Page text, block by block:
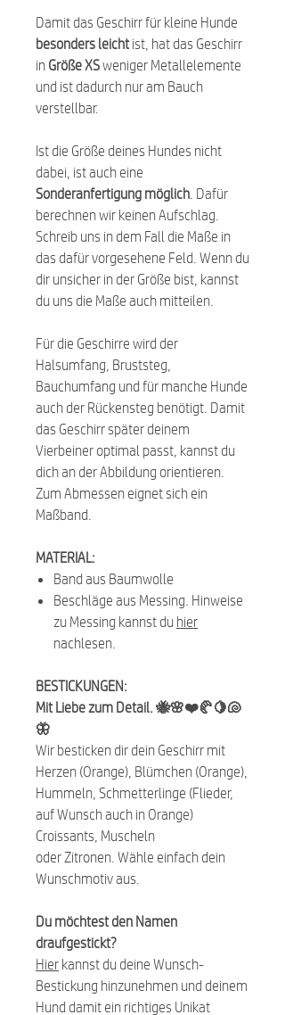
Damit das Geschirr für kleine Hunde
besonders leichtist, hat das Geschirr
in Größe XSweniger Metallelemente
und ist dadurch nur am Bauch
verstellbar.
Ist die Größe deines Hundes nicht
dabei, ist auch eine
Sonderanfertigung möglich . Dafür
berechnen wir keinen Aufschlag.
Schreib uns in dem Fall die Maße in
das dafür vorgesehene Feld. Wenn du
dir unsicher in der Größe bist, kannst
du uns die Maße auch mitteilen.
Für die Geschirre wird der
Halsumfang, Bruststeg,
Bauchumfang und für manche Hunde
auch der Rückensteg benötigt. Damit
das Geschirr später deinem
Vierbeiner optimal passt, kannst du
dich an der Abbildung orientieren.
Zum Abmessen eignet sich ein
Maßband.
MATERIAL:
Band aus Baumwolle
Beschläge aus Messing. Hinweise
zu Messing kannst du hier
nachlesen.
BESTICKUNGEN:
Mit Liebe zum Detail. 🐝🌸❤️🥐🍋🐚
🦋
Wir besticken dir dein Geschirr mit
Herzen (Orange), Blümchen (Orange),
Hummeln, Schmetterlinge (Flieder,
auf Wunsch auch in Orange)
Croissants, Muscheln
oder Zitronen. Wähle einfach dein
Wunschmotiv aus.
Du möchtest den Namen
draufgestickt?
Hier kannst du deine Wunsch-
Bestickung hinzunehmen und deinem
Hund damit ein richtiges Unikat